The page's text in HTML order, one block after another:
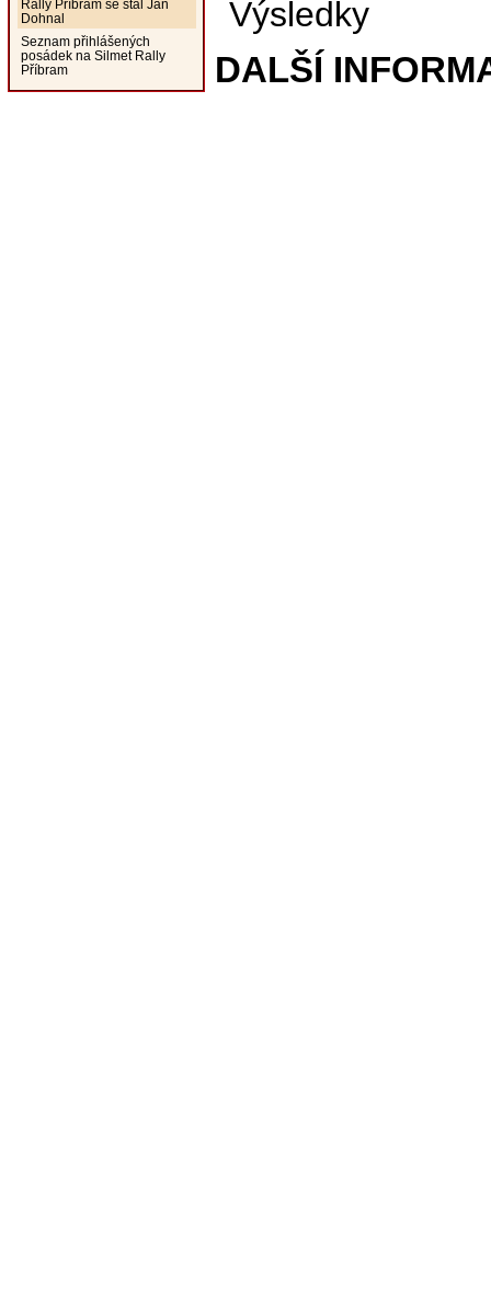
Rally Příbram se stal Jan
Dohnal
Seznam přihlášených
posádek na Silmet Rally
Příbram
Výsledky
DALŠÍ